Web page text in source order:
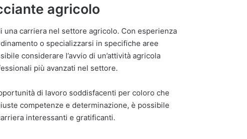
agricolo
una carriera nel settore agricolo. Con esperienza
o specializzarsi in specifiche aree
considerare l’avvio di un’attività agricola
più avanzati nel settore.
di lavoro soddisfacenti per coloro che
competenze e determinazione, è possibile
interessanti e gratificanti.